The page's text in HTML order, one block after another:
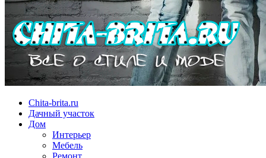
Chita-brita.ru
Дачный участок
Дом
Интерьер
Мебель
Ремонт